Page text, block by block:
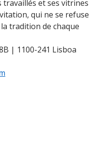
travaillés et ses vitrines
qui ne se refuse
tradition de chaque
| 1100-241 Lisboa